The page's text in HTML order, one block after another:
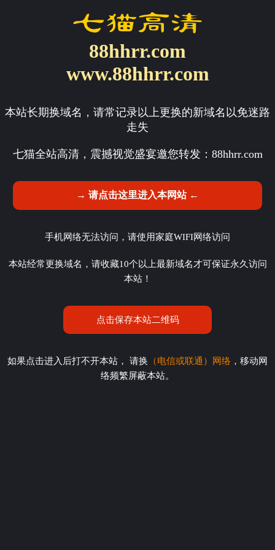
88hhrr.com
www.88hhrr.com
本站长期换域名，请常记录以上更换的新域名以免迷路
走失
七猫全站高清，震撼视觉盛宴邀您转发： 88hhrr.com
→ 请点击这里进入本网站 ←
手机网络无法访问，请使用家庭WIFI网络访问
本站经常更换域名，请收藏10个以上最新域名才可保证永久访问
本站！
点击保存本站二维码
如果点击进入后打不开本站， 请换 （电信或联通）网络 ，移动网
络频繁屏蔽本站。